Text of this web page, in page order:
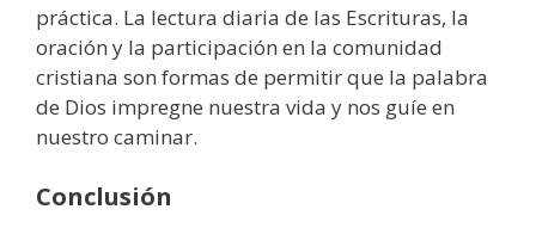
práctica. La lectura diaria de las Escrituras, la
oración y la participación en la comunidad
cristiana son formas de permitir que la palabra
de Dios impregne nuestra vida y nos guíe en
nuestro caminar.
Conclusión